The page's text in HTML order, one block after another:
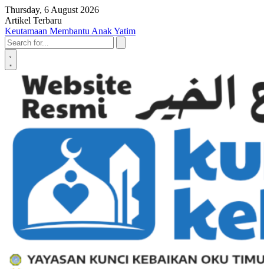
Skip to content
Thursday, 6 August 2026
Artikel Terbaru
Penyerahan SK LAZ Kunci Kebaikan OKU Timur, Tonggak Baru
Penguatan Pelayanan Umat